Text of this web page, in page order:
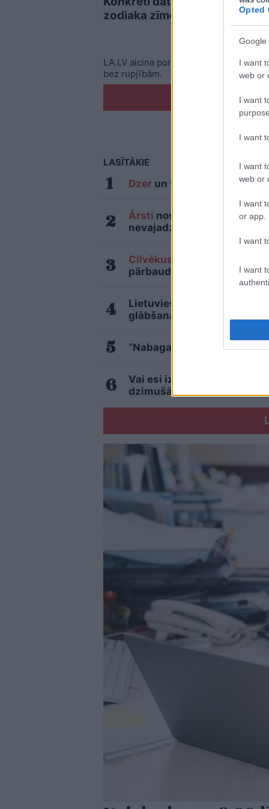
Opted
Google
I want
web or
I want
I want
I want
web or
I want
or app.
I want
I want
zodiaka zīmei
LA.LV aicina portāla lietotājus,
bez rupjībām.
LASĪTĀKIE
Dzer un tievē? Nosauktas
Ārsti nosauc četrus augļus
nevajadzētu pārlieku
Cilvēkus
pārbaudītu tavu erudīciju
Lietuviešu uzņēmējs
glābšanai: “”airBaltic”
“Nabaga cilvēki…”
Vai esi izvilcis laimīgo lozi?
dzimušās sievietes